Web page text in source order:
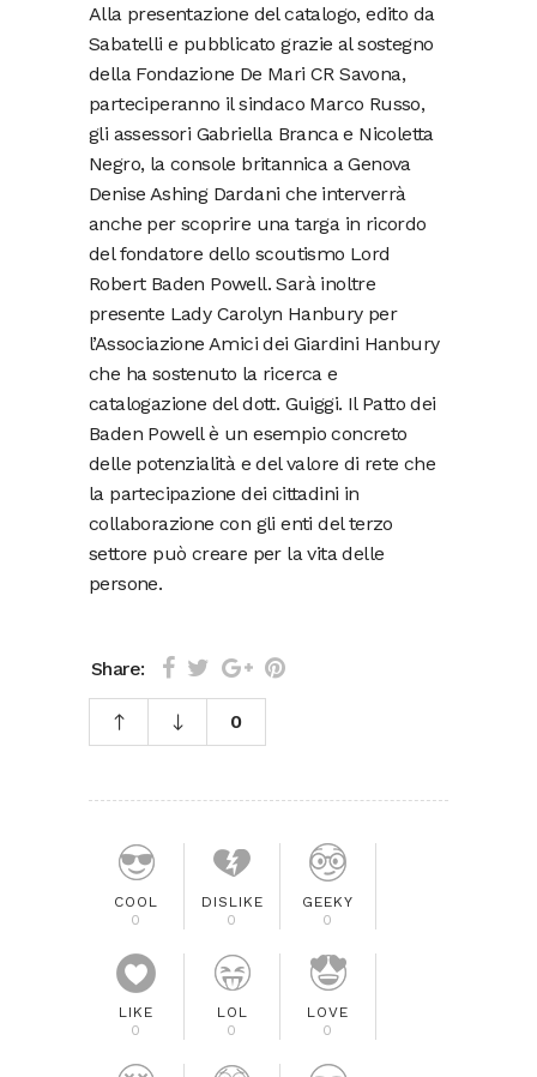
Alla presentazione del catalogo, edito da
Sabatelli e pubblicato grazie al sostegno
della Fondazione De Mari CR Savona,
parteciperanno il sindaco Marco Russo,
gli assessori Gabriella Branca e Nicoletta
Negro, la console britannica a Genova
Denise Ashing Dardani che interverrà
anche per scoprire una targa in ricordo
del fondatore dello scoutismo Lord
Robert Baden Powell. Sarà inoltre
presente Lady Carolyn Hanbury per
l’Associazione Amici dei Giardini Hanbury
che ha sostenuto la ricerca e
catalogazione del dott. Guiggi. Il Patto dei
Baden Powell è un esempio concreto
delle potenzialità e del valore di rete che
la partecipazione dei cittadini in
collaborazione con gli enti del terzo
settore può creare per la vita delle
persone.
Share:
0
COOL
0
DISLIKE
0
GEEKY
0
LIKE
0
LOL
0
LOVE
0